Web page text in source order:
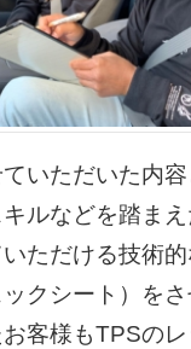
いただいた内
ルなどを踏ま
ただける技術
クシート）を
客様もTPSの